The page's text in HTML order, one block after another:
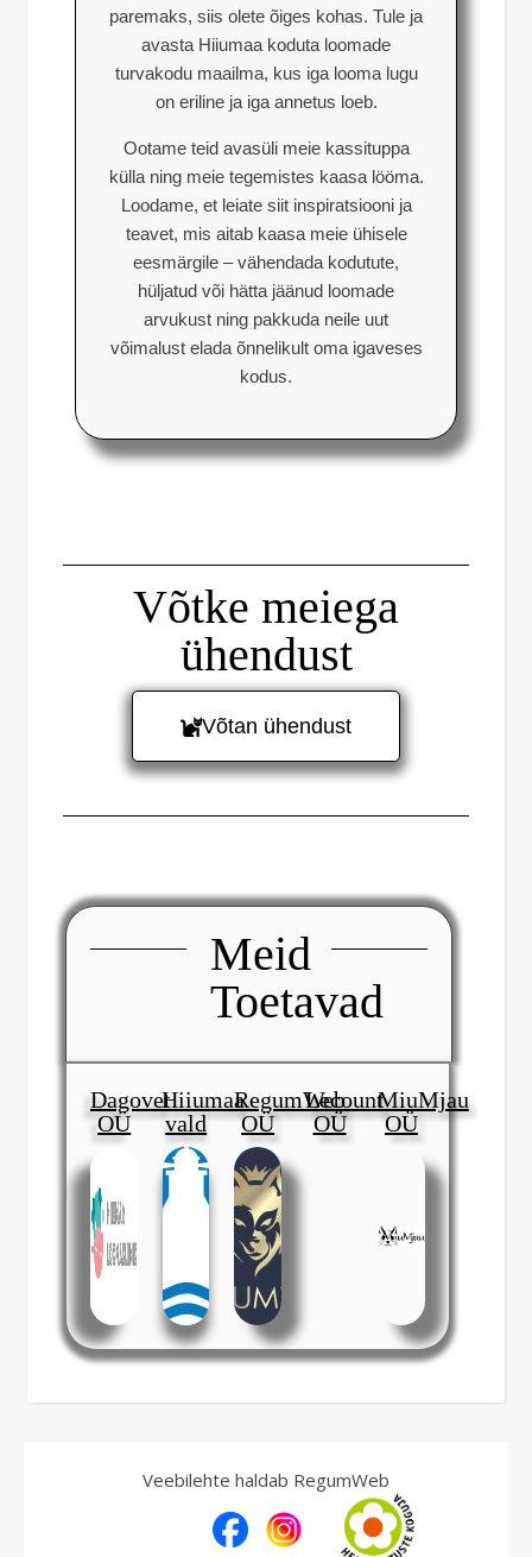
paremaks, siis olete õiges kohas. Tule ja
avasta Hiiumaa koduta loomade
turvakodu maailma, kus iga looma lugu
on eriline ja iga annetus loeb.
Ootame teid avasüli meie kassituppa
külla ning meie tegemistes kaasa lööma.
Loodame, et leiate siit inspiratsiooni ja
teavet, mis aitab kaasa meie ühisele
eesmärgile – vähendada kodutute,
hüljatud või hätta jäänud loomade
arvukust ning pakkuda neile uut
võimalust elada õnnelikult oma igaveses
kodus.
Võtke meiega
ühendust
Võtan ühendust
Meid
Toetavad
Dagovet
OÜ
Hiiumaa
vald
RegumWeb
OÜ
Lecount
OÜ
MiuMjau
OÜ
Veebilehte haldab RegumWeb